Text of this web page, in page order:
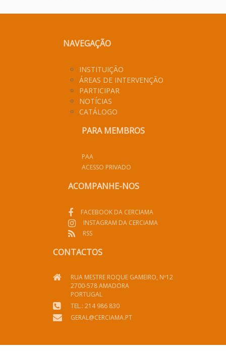
NAVEGAÇÃO
INSTITUIÇÃO
ÁREAS DE INTERVENÇÃO
PARTICIPAR
NOTÍCIAS
CATÁLOGO
PARA MEMBROS
PAA
ACESSO PRIVADO
ACOMPANHE-NOS
FACEBOOK DA CERCIAMA
INSTAGRAM DA CERCIAMA
RSS
CONTACTOS
RUA MESTRE ROQUE GAMEIRO, Nº12
2700-578 AMADORA
PORTUGAL
TEL.: 214 986 830
GERAL@CERCIAMA.PT